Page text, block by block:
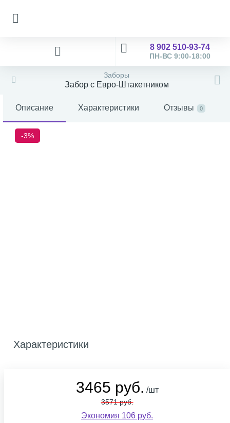
8 902 510-93-74
ПН-ВС 9:00-18:00
Заборы
Забор с Евро-Штакетником
Описание Характеристики Отзывы 0
-3%
Характеристики
3465 руб. /шт
3571 руб.
Экономия 106 руб.